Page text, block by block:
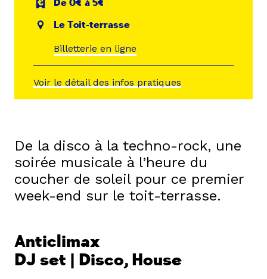
De 0€ à 5€
Le Toit-terrasse
Billetterie en ligne
Voir le détail des infos pratiques
De la disco à la techno-rock, une
soirée musicale à l’heure du
coucher de soleil pour ce premier
week-end sur le toit-terrasse.
Anticlimax
DJ set | Disco, House